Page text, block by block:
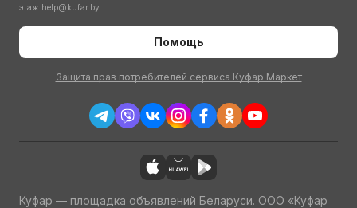
этаж help@kufar.by
Помощь
Защита прав потребителей сервиса Куфар Маркет
Куфар — площадка объявлений Беларуси. ООО «Куфар